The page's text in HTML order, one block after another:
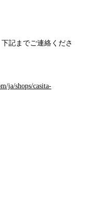
記までご連絡くださ
ja/shops/casita-